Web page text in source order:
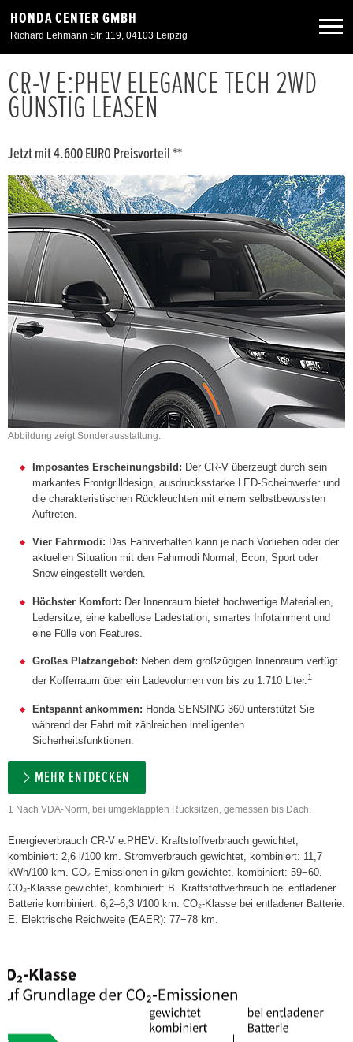
HONDA CENTER GMBH
Richard Lehmann Str. 119, 04103 Leipzig
Neuwagen
Angebote
Service & Zubehör
Unser Autohaus
CR-V E:PHEV ELEGANCE TECH 2WD
GÜNSTIG LEASEN
Jetzt mit 4.600 EURO Preisvorteil **
Abbildung zeigt Sonderausstattung.
Imposantes Erscheinungsbild: Der CR-V überzeugt durch sein
markantes Frontgrilldesign, ausdrucksstarke LED-Scheinwerfer und
die charakteristischen Rückleuchten mit einem selbstbewussten
Auftreten.
Vier Fahrmodi: Das Fahrverhalten kann je nach Vorlieben oder der
aktuellen Situation mit den Fahrmodi Normal, Econ, Sport oder
Snow eingestellt werden.
Höchster Komfort: Der Innenraum bietet hochwertige Materialien,
Ledersitze, eine kabellose Ladestation, smartes Infotainment und
eine Fülle von Features.
Großes Platzangebot: Neben dem großzügigen Innenraum verfügt
der Kofferraum über ein Ladevolumen von bis zu 1.710 Liter.1
Entspannt ankommen: Honda SENSING 360 unterstützt Sie
während der Fahrt mit zählreichen intelligenten
Sicherheitsfunktionen.
MEHR ENTDECKEN
1 Nach VDA-Norm, bei umgeklappten Rücksitzen, gemessen bis Dach.
Energieverbrauch CR-V e:PHEV: Kraftstoffverbrauch gewichtet,
kombiniert: 2,6 l/100 km. Stromverbrauch gewichtet, kombiniert: 11,7
kWh/100 km. CO₂-Emissionen in g/km gewichtet, kombiniert: 59−60.
CO₂-Klasse gewichtet, kombiniert: B. Kraftstoffverbrauch bei entladener
Batterie kombiniert: 6,2–6,3 l/100 km. CO₂-Klasse bei entladener Batterie:
E. Elektrische Reichweite (EAER): 77−78 km.